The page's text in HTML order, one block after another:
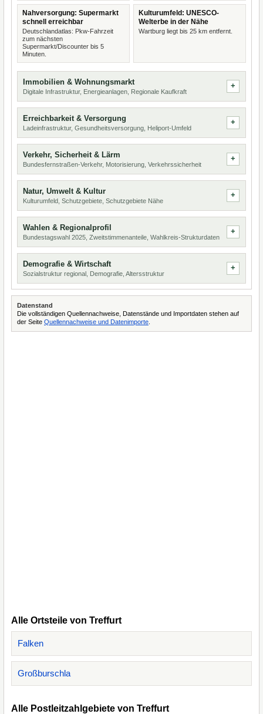
Nahversorgung: Supermarkt
schnell erreichbar
Deutschlandatlas: Pkw-Fahrzeit
zum nächsten
Supermarkt/Discounter bis 5
Minuten.
Kulturumfeld: UNESCO-
Welterbe in der Nähe
Wartburg liegt bis 25 km entfernt.
Immobilien & Wohnungsmarkt
Digitale Infrastruktur, Energieanlagen, Regionale Kaufkraft
Erreichbarkeit & Versorgung
Ladeinfrastruktur, Gesundheitsversorgung, Heliport-Umfeld
Verkehr, Sicherheit & Lärm
Bundesfernstraßen-Verkehr, Motorisierung, Verkehrssicherheit
Natur, Umwelt & Kultur
Kulturumfeld, Schutzgebiete, Schutzgebiete Nähe
Wahlen & Regionalprofil
Bundestagswahl 2025, Zweitstimmenanteile, Wahlkreis-Strukturdaten
Demografie & Wirtschaft
Sozialstruktur regional, Demografie, Altersstruktur
Datenstand
Die vollständigen Quellennachweise, Datenstände und Importdaten stehen auf
der Seite Quellennachweise und Datenimporte
Alle Ortsteile von Treffurt
Falken
Großburschla
Alle Postleitzahlgebiete von Treffurt